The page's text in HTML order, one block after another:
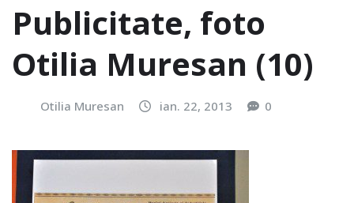
Publicitate, foto
Otilia Muresan (10)
Otilia Muresan ian. 22, 2013 0